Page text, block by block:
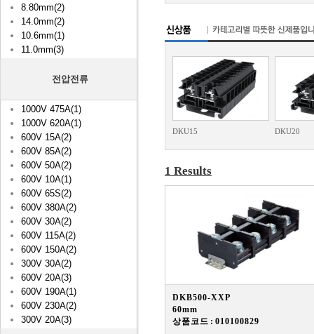
8.80mm(2)
14.0mm(2)
10.6mm(1)
11.0mm(3)
전압전류
1000V 475A(1)
1000V 620A(1)
600V 15A(2)
600V 85A(2)
600V 50A(2)
600V 10A(1)
600V 65S(2)
600V 380A(2)
600V 30A(2)
600V 115A(2)
600V 150A(2)
300V 30A(2)
600V 20A(3)
600V 190A(1)
600V 230A(2)
300V 20A(3)
DKU15 DKU20
1 Results
DKB500-XXP
60mm
상품코드 : 010100829